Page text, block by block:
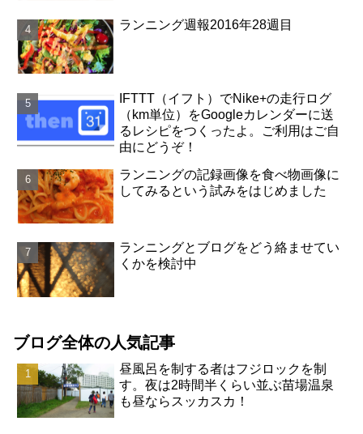
ランニング週報2016年28週目
IFTTT（イフト）でNike+の走行ログ
（km単位）をGoogleカレンダーに送
るレシピをつくったよ。ご利用はご自
由にどうぞ！
ランニングの記録画像を食べ物画像に
してみるという試みをはじめました
ランニングとブログをどう絡ませてい
くかを検討中
ブログ全体の人気記事
昼風呂を制する者はフジロックを制
す。夜は2時間半くらい並ぶ苗場温泉
も昼ならスッカスカ！